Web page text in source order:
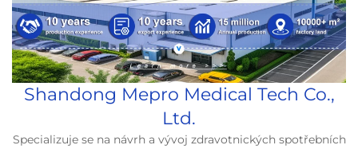
Shandong Mepro Medical Tech Co.,
Ltd.
Specializuje se na návrh a vývoj zdravotnických spotřebních